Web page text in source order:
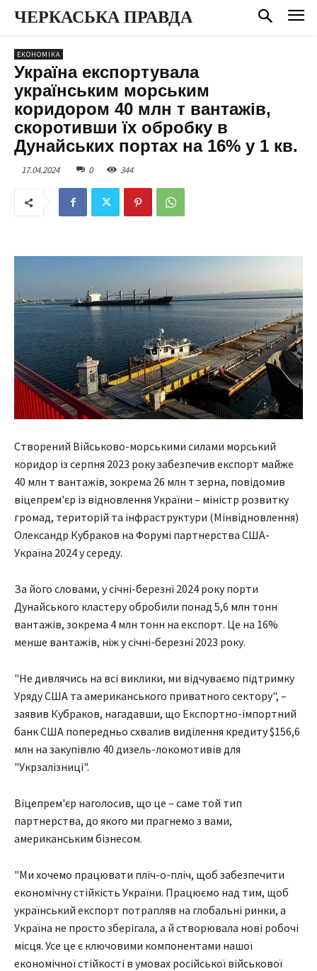
ЧЕРКАСЬКА ПРАВДА
ЕКОНОМІКА
Україна експортувала
українським морським
коридором 40 млн т вантажів,
скоротивши їх обробку в
Дунайських портах на 16% у 1 кв.
17.04.2024 0 344
Створений Військово-морськими силами морський
коридор із серпня 2023 року забезпечив експорт майже
40 млн т вантажів, зокрема 26 млн т зерна, повідомив
віцепрем'єр із відновлення України – міністр розвитку
громад, територій та інфраструктури (Мінвідновлення)
Олександр Кубраков на Форумі партнерства США-
Україна 2024 у середу.
За його словами, у січні-березні 2024 року порти
Дунайського кластеру обробили понад 5,6 млн тонн
вантажів, зокрема 4 млн тонн на експорт. Це на 16%
менше вантажів, ніж у січні-березні 2023 року.
"Не дивлячись на всі виклики, ми відчуваємо підтримку
Уряду США та американського приватного сектору", –
заявив Кубраков, нагадавши, що Експортно-імпортний
банк США попередньо схвалив виділення кредиту $156,6
млн на закупівлю 40 дизель-локомотивів для
"Укрзалізниці".
Віцепрем'єр наголосив, що це – саме той тип
партнерства, до якого ми прагнемо з вами,
американським бізнесом.
"Ми хочемо працювати пліч-о-пліч, щоб забезпечити
економічну стійкість України. Працюємо над тим, щоб
український експорт потрапляв на глобальні ринки, а
Україна не просто зберігала, а й створювала нові робочі
місця. Усе це є ключовими компонентами нашої
економічної стійкості в умовах російської військової